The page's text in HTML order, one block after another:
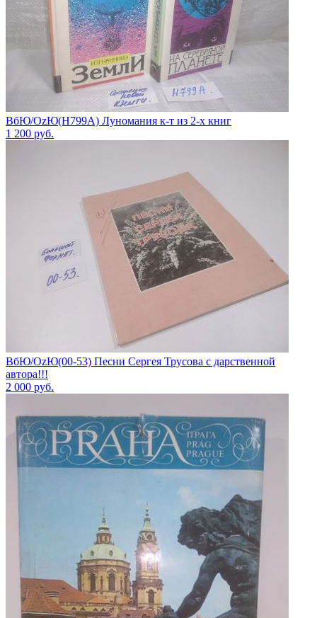
ВбЮ/OzЮ(Н799А) Луномания к-т из 2-х книг
1 200 руб.
ВбЮ/OzЮ(00-53) Песни Сергея Трусова с дарственной
автора!!!
2 000 руб.